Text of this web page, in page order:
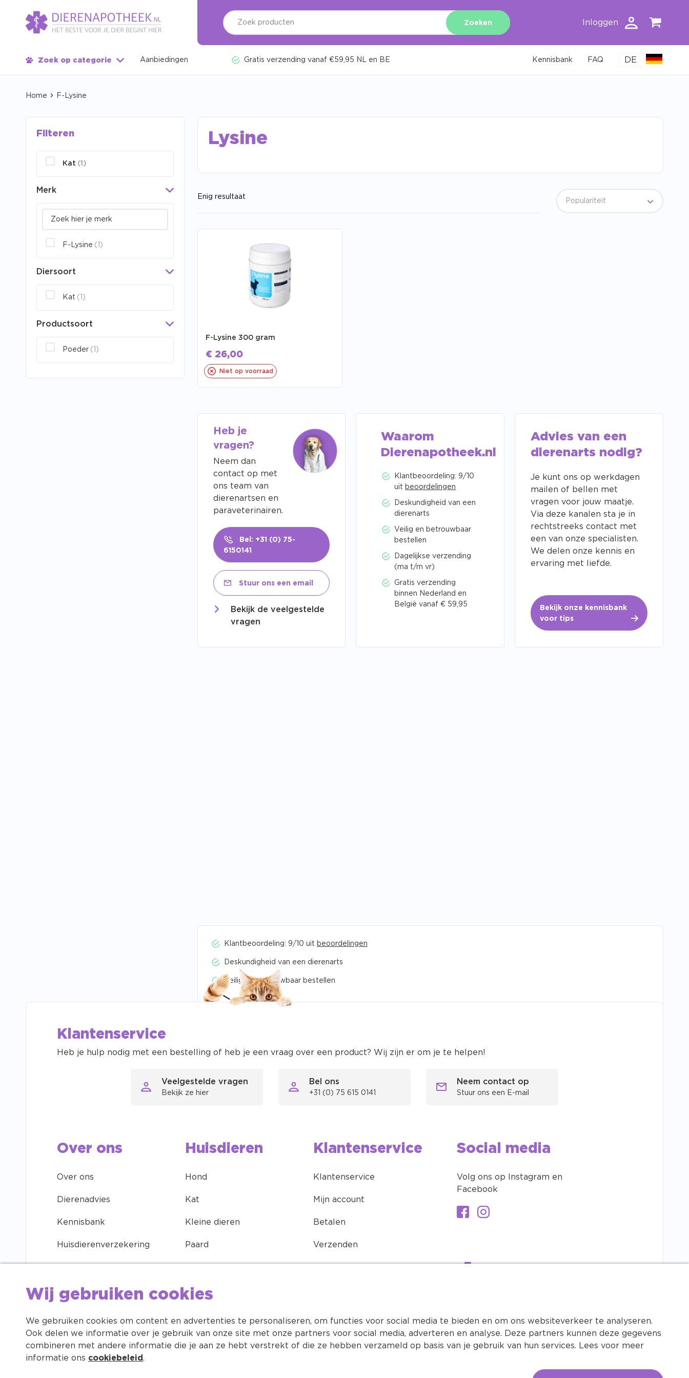
Zoeken Inloggen
Zoek op categorie Aanbiedingen Gratis verzending vanaf €59,95 NL en BE Kennisbank FAQ DE
Home F-Lysine
Filteren
Kat (1)
Merk
F-Lysine (1)
Diersoort
Kat (1)
Productsoort
Poeder (1)
Lysine
Enig resultaat
F-Lysine 300 gram
€ 26,00
Niet op voorraad
Heb je
vragen?
Neem dan
contact op met
ons team van
dierenartsen en
paraveterinairen.
Bel: +31 (0) 75-
6150141
Stuur ons een email
Bekijk de veelgestelde
vragen
Waarom
Dierenapotheek.nl
Klantbeoordeling: 9/10
uit beoordelingen
Deskundigheid van een
dierenarts
Veilig en betrouwbaar
bestellen
Dagelijkse verzending
(ma t/m vr)
Gratis verzending
binnen Nederland en
België vanaf € 59,95
Advies van een
dierenarts nodig?
Je kunt ons op werkdagen
mailen of bellen met
vragen voor jouw maatje.
Via deze kanalen sta je in
rechtstreeks contact met
een van onze specialisten.
We delen onze kennis en
ervaring met liefde.
Bekijk onze kennisbank
voor tips
Klantbeoordeling: 9/10 uit beoordelingen
Deskundigheid van een dierenarts
Veilig en betrouwbaar bestellen
Gratis verzending binnen Nederland en België vanaf €59,95
Klantenservice
Heb je hulp nodig met een bestelling of heb je een vraag over een product? Wij zijn er om je te helpen!
Veelgestelde vragen
Bekijk ze hier
Bel ons
+31 (0) 75 615 0141
Neem contact op
Stuur ons een E-mail
Over ons
Over ons
Dierenadvies
Kennisbank
Huisdierenverzekering
Vacatures
Investeren in je huisdier
Huisdieren
Hond
Kat
Kleine dieren
Paard
Vis
Klantenservice
Klantenservice
Mijn account
Betalen
Verzenden
Social media
Volg ons op Instagram en
Facebook
Wij gebruiken cookies
We gebruiken cookies om content en advertenties te personaliseren, om functies voor social media te bieden en om ons websiteverkeer te analyseren.
Ook delen we informatie over je gebruik van onze site met onze partners voor social media, adverteren en analyse. Deze partners kunnen deze gegevens
combineren met andere informatie die je aan ze hebt verstrekt of die ze hebben verzameld op basis van je gebruik van hun services. Lees voor meer
informatie ons cookiebeleid.